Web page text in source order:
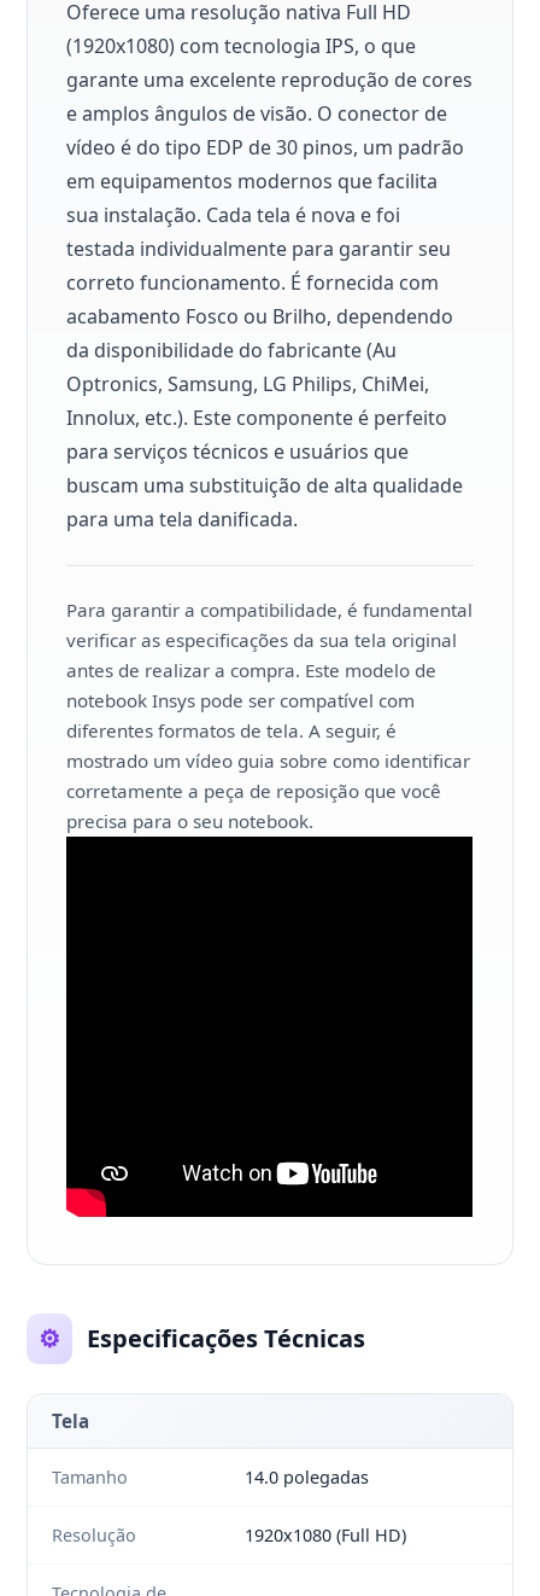
Oferece uma resolução nativa Full HD
(1920x1080) com tecnologia IPS, o que
garante uma excelente reprodução de cores
e amplos ângulos de visão. O conector de
vídeo é do tipo EDP de 30 pinos, um padrão
em equipamentos modernos que facilita
sua instalação. Cada tela é nova e foi
testada individualmente para garantir seu
correto funcionamento. É fornecida com
acabamento Fosco ou Brilho, dependendo
da disponibilidade do fabricante (Au
Optronics, Samsung, LG Philips, ChiMei,
Innolux, etc.). Este componente é perfeito
para serviços técnicos e usuários que
buscam uma substituição de alta qualidade
para uma tela danificada.
Para garantir a compatibilidade, é fundamental
verificar as especificações da sua tela original
antes de realizar a compra. Este modelo de
notebook Insys pode ser compatível com
diferentes formatos de tela. A seguir, é
mostrado um vídeo guia sobre como identificar
corretamente a peça de reposição que você
precisa para o seu notebook.
⚙️ Especificações Técnicas
Tela
Tamanho 14.0 polegadas
Resolução 1920x1080 (Full HD)